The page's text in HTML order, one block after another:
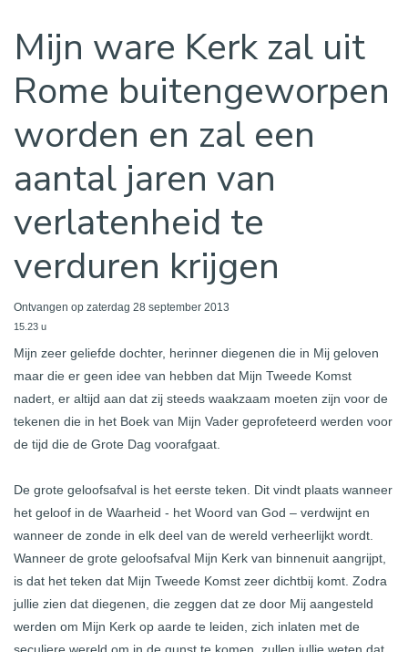
Mijn ware Kerk zal uit
Rome buitengeworpen
worden en zal een
aantal jaren van
verlatenheid te
verduren krijgen
Ontvangen op zaterdag 28 september 2013
15.23 u
Mijn zeer geliefde dochter, herinner diegenen die in Mij geloven
maar die er geen idee van hebben dat Mijn Tweede Komst
nadert, er altijd aan dat zij steeds waakzaam moeten zijn voor de
tekenen die in het Boek van Mijn Vader geprofeteerd werden voor
de tijd die de Grote Dag voorafgaat.
De grote geloofsafval is het eerste teken. Dit vindt plaats wanneer
het geloof in de Waarheid - het Woord van God – verdwijnt en
wanneer de zonde in elk deel van de wereld verheerlijkt wordt.
Wanneer de grote geloofsafval Mijn Kerk van binnenuit aangrijpt,
is dat het teken dat Mijn Tweede Komst zeer dichtbij komt. Zodra
jullie zien dat diegenen, die zeggen dat ze door Mij aangesteld
werden om Mijn Kerk op aarde te leiden, zich inlaten met de